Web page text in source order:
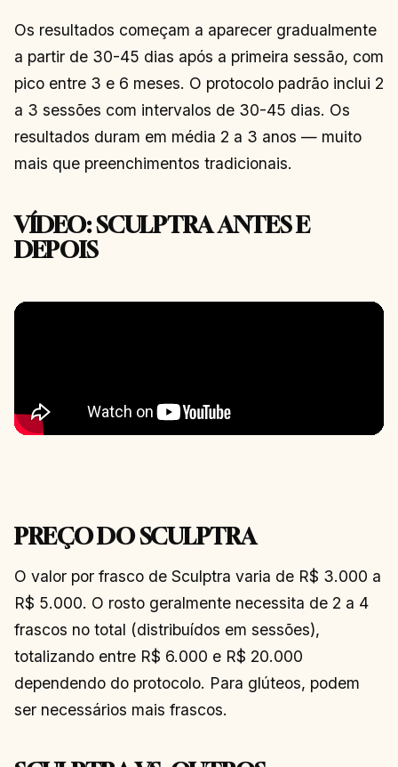
Os resultados começam a aparecer gradualmente
a partir de 30-45 dias após a primeira sessão, com
pico entre 3 e 6 meses. O protocolo padrão inclui 2
a 3 sessões com intervalos de 30-45 dias. Os
resultados duram em média 2 a 3 anos — muito
mais que preenchimentos tradicionais.
VÍDEO: SCULPTRA ANTES E
DEPOIS
PREÇO DO SCULPTRA
O valor por frasco de Sculptra varia de R$ 3.000 a
R$ 5.000. O rosto geralmente necessita de 2 a 4
frascos no total (distribuídos em sessões),
totalizando entre R$ 6.000 e R$ 20.000
dependendo do protocolo. Para glúteos, podem
ser necessários mais frascos.